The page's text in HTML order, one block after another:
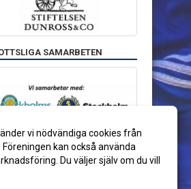
SAMARBETEN
vi nödvändiga cookies från
kan också använda
Du väljer själv om du vill